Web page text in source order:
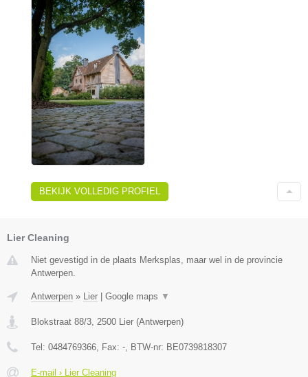
BEKIJK VOLLEDIG PROFIEL
Lier Cleaning
Niet gevestigd in de plaats Merksplas, maar wel in de provincie
Antwerpen.
Antwerpen » Lier Google maps ▼
Blokstraat 88/3 2500 Lier (Antwerpen)
Tel: 0484769366 , Fax: - , BTW-nr: BE0739818307
E-mail › Lier Cleaning